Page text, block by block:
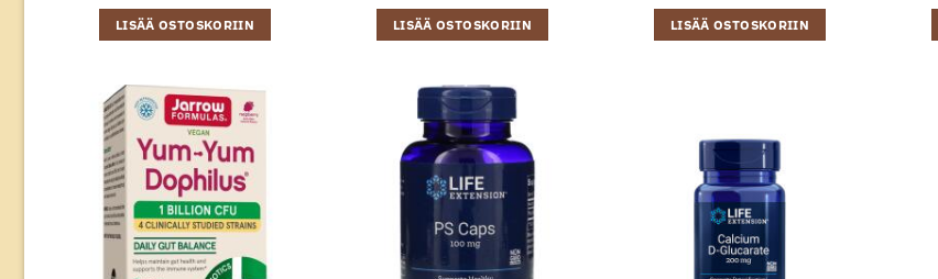
LISÄÄ OSTOSKORIIN LISÄÄ OSTOSKORIIN LISÄÄ OSTOSKORIIN